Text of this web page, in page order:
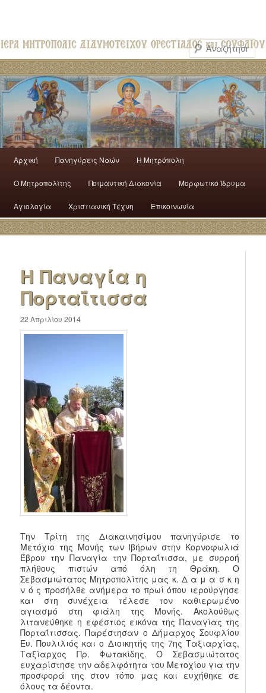
Αρχική Πανηγύρεις Ναών H Mητρόπολη
Ο Mητροπολίτης Ποιμαντική Διακονία Μορφωτικό Ίδρυμα
Αγιολογία Χριστιανική Τέχνη Επικοινωνία
Η Παναγία η
Πορταΐτισσα
22 Απριλίου 2014
Την Τρίτη της Διακαινησίμου πανηγύρισε το
Μετόχιο της Μονής των Ιβήρων στην Κορνοφωλιά
Έβρου την Παναγία την Πορταΐτισσα, με συρροή
πλήθους πιστών από όλη τη Θράκη. Ο
Σεβασμιώτατος Μητροπολίτης μας κ. Δ α μ α σ κ η
ν ό ς προσήλθε ανήμερα το πρωί όπου ιερούργησε
και στη συνέχεια τέλεσε τον καθιερωμένο
αγιασμό στη φιάλη της Μονής. Ακολούθως
λιτανεύθηκε η εφέστιος εικόνα της Παναγίας της
Πορταΐτισσας. Παρέστησαν ο Δήμαρχος Σουφλίου
Ευ. Πουλιλιός και ο Διοικητής της 7ης Ταξιαρχίας,
Ταξίαρχος Πρ. Φωτακίδης. Ο Σεβασμιώτατος
ευχαρίστησε την αδελφότητα του Μετοχίου για την
προσφορά της στον τόπο μας και ευχήθηκε σε
όλους τα δέοντα.